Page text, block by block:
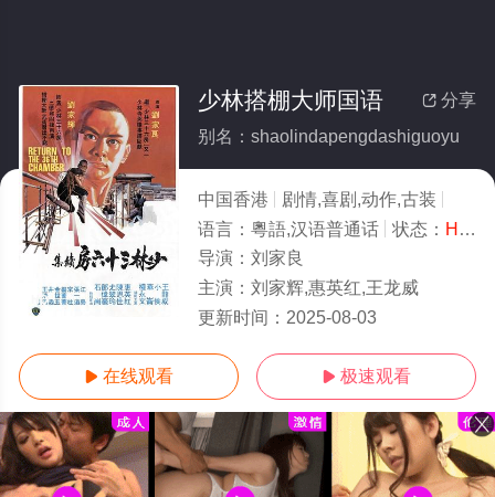
HD
 分享
少林搭棚大师国语
别名：shaolindapengdashiguoyu
中国香港 剧情,喜剧,动作,古装
语言： 粵語,汉语普通话 状态： HD/高清
导演： 刘家良
主演： 刘家辉,惠英红,王龙威
更新时间： 2025-08-03
 在线观看  极速观看